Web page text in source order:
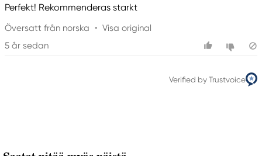
Perfekt! Rekommenderas starkt
Översatt från norska • Visa original
5 år sedan
Verified by Trustvoice